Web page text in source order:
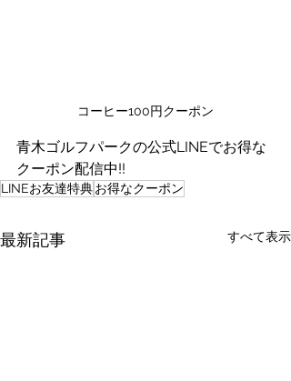
コーヒー100円クーポン
青木ゴルフパークの公式LINEでお得な
クーポン配信中!!
LINEお友達特典お得なクーポン
最新記事 すべて表示